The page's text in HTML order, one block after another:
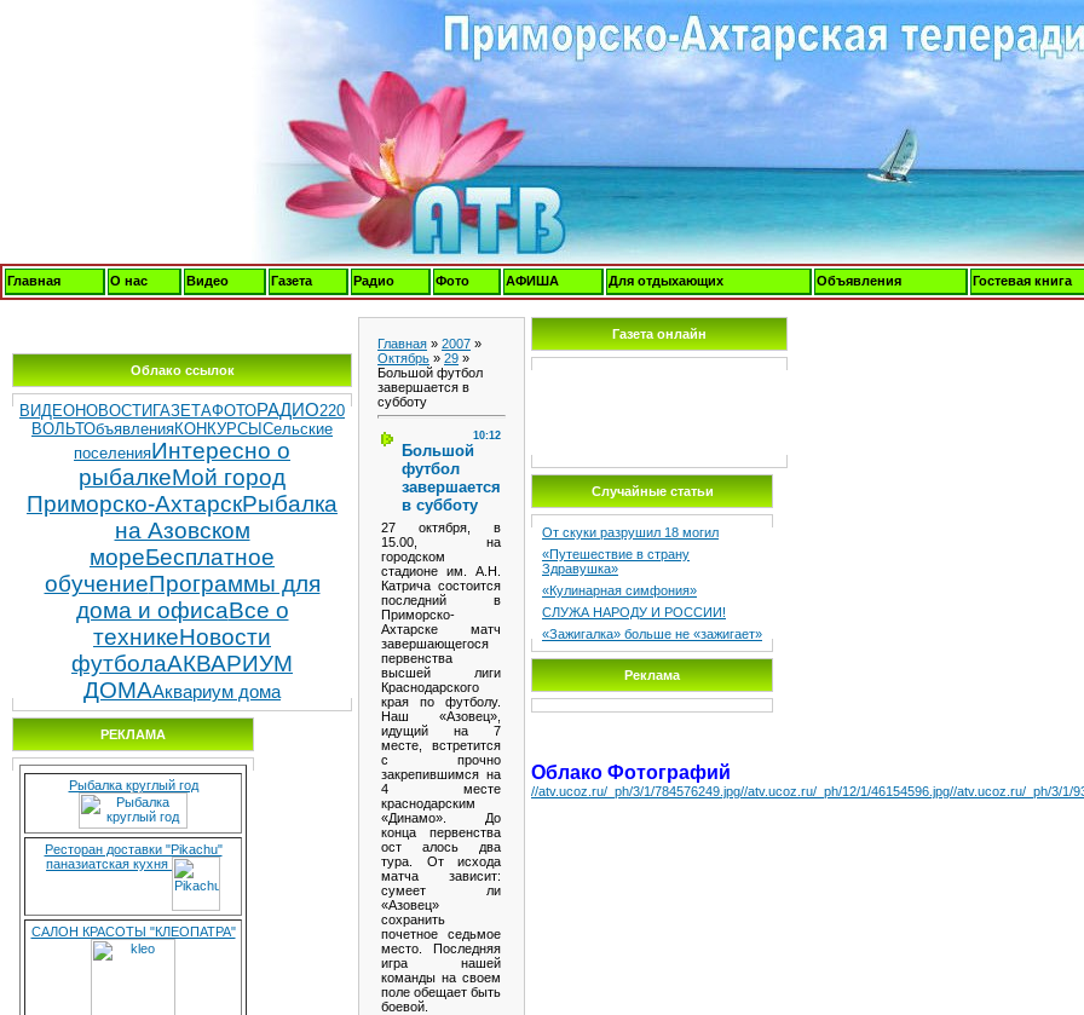
Главная О нас Видео Газета Радио Фото АФИША Для отдыхающих Объявления Гостевая книга
Облако ссылок
ВИДЕОНОВОСТИ ГАЗЕТАФОТОРАДИО220
ВОЛЬТОбъявленияКОНКУРСЫ Сельские
поселенияИнтересно о
рыбалкеМой город
Приморско-АхтарскРыбалка
на Азовском
мореБесплатное
обучениеПрограммы для
дома и офисаВсе о
техникеНовости
футболаАКВАРИУМ
ДОМААквариум дома
РЕКЛАМА
Рыбалка круглый год
Ресторан доставки "Pikachu"
паназиатская кухня
САЛОН КРАСОТЫ "КЛЕОПАТРА"
Главная » 2007 »
Октябрь » 29 »
Большой футбол
завершается в
субботу
10:12
Большой
футбол
завершается
в субботу
27 октября, в
15.00, на
городском
стадионе им. А.Н.
Катрича состоится
последний в
Приморско-
Ахтарске матч
завершающегося
первенства
высшей лиги
Краснодарского
края по футболу.
Наш «Азовец»,
идущий на 7
месте, встретится
с прочно
закрепившимся на
4 месте
краснодарским
«Динамо». До
конца первенства
ост алось два
тура. От исхода
матча зависит:
сумеет ли
«Азовец»
сохранить
почетное седьмое
место. Последняя
игра нашей
команды на своем
поле обещает быть
боевой.
Газета онлайн
Случайные статьи
От скуки разрушил 18 могил
«Путешествие в страну
Здравушка»
«Кулинарная симфония»
СЛУЖА НАРОДУ И РОССИИ!
«Зажигалка» больше не «зажигает»
Реклама
Облако Фотографий
//atv.ucoz.ru/_ph/3/1/784576249.jpg//atv.ucoz.ru/_ph/12/1/46154596.jpg//atv.ucoz.ru/_ph/3/1/